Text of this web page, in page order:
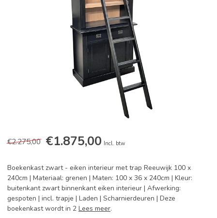
€2.275,00 €1.875,00 Incl. btw
Boekenkast zwart - eiken interieur met trap Reeuwijk 100 x
240cm | Materiaal: grenen | Maten: 100 x 36 x 240cm | Kleur:
buitenkant zwart binnenkant eiken interieur | Afwerking:
gespoten | incl. trapje | Laden | Scharnierdeuren | Deze
boekenkast wordt in 2 Lees meer.